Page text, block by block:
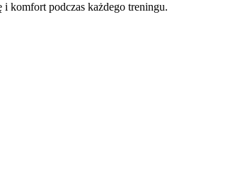
komfort podczas każdego treningu.